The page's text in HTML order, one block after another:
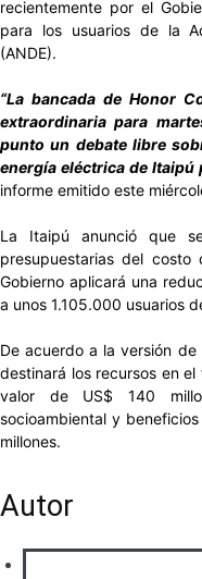
recientemente por el
para los usuarios de la
(ANDE).
“La bancada de Honor
extraordinaria para
punto un debate libre
energía eléctrica de Itaipú
informe emitido este
La Itaipú anunció que
presupuestarias del
Gobierno aplicará una
a unos 1.105.000 usuarios
De acuerdo a la versión
destinará los recursos en
valor de US$ 140
socioambiental y
millones.
Autor